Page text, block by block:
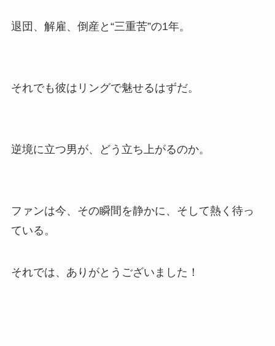
退団、解雇、倒産と“三重苦”の1年。
それでも彼はリングで魅せるはずだ。
逆境に立つ男が、どう立ち上がるのか。
ファンは今、その瞬間を静かに、そして熱く待っ
ている。
それでは、ありがとうございました！